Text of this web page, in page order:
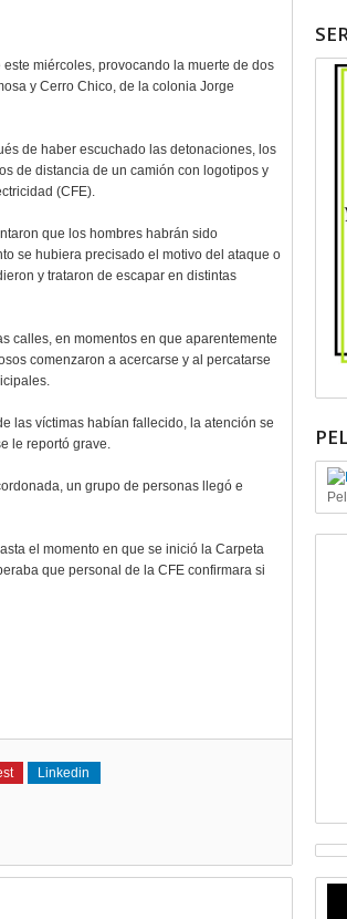
miércoles, provocando la muerte de dos
y Cerro Chico, de la colonia Jorge
de haber escuchado las detonaciones, los
de distancia de un camión con logotipos y
(CFE).
que los hombres habrán sido
se hubiera precisado el motivo del ataque o
y trataron de escapar en distintas
calles, en momentos en que aparentemente
comenzaron a acercarse y al percatarse
las víctimas habían fallecido, la atención se
le reportó grave.
un grupo de personas llegó e
el momento en que se inició la Carpeta
que personal de la CFE confirmara si
Linkedin